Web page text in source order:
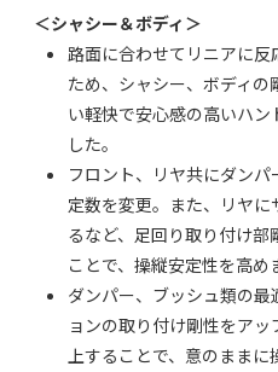
＜シャシー＆ボディ＞
路面に合わせてリニアに
ため、シャシー、ボディ
い軽快で安心感の高いハ
した。
フロント、リヤ共にダン
定数を変更。また、リヤ
るなど、足回り取り付け部
ことで、操縦安定性を高め
ダンパー、ブッシュ類の
ョンの取り付け剛性をア
上することで、意のまま